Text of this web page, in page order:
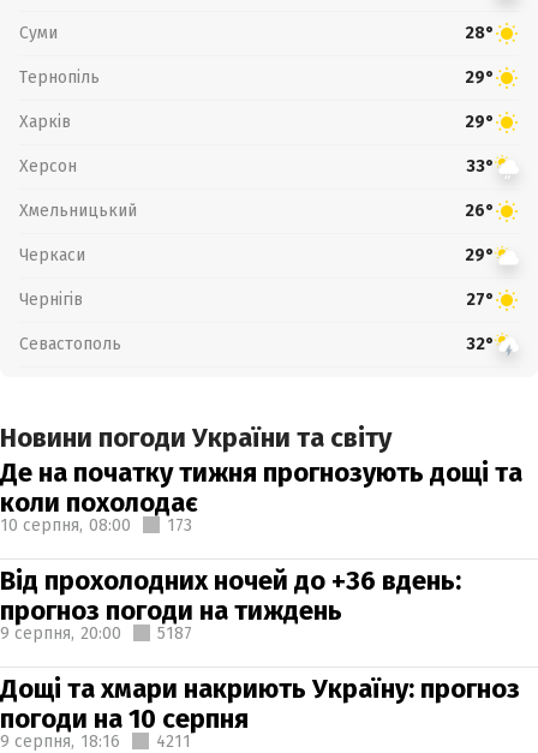
Суми 28°
Тернопіль 29°
Харків 29°
Херсон 33°
Хмельницький 26°
Черкаси 29°
Чернігів 27°
Севастополь 32°
Новини погоди України та світу
Де на початку тижня прогнозують дощі та
коли похолодає
10 серпня, 08:00 173
Від прохолодних ночей до +36 вдень:
прогноз погоди на тиждень
9 серпня, 20:00 5187
Дощі та хмари накриють Україну: прогноз
погоди на 10 серпня
9 серпня, 18:16 4211